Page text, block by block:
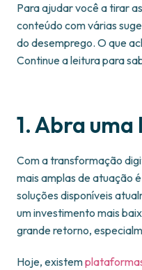
Para ajudar você a tirar
conteúdo com várias
do desemprego. O que
Continue a leitura para
1. Abra
Com a transformação
mais amplas de atuação é
soluções disponíveis
um investimento mais
grande retorno,
Hoje, existem